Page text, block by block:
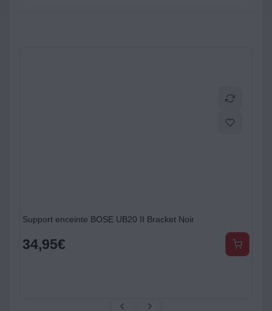
Support enceinte BOSE UB20 II Bracket Noir
34,95€